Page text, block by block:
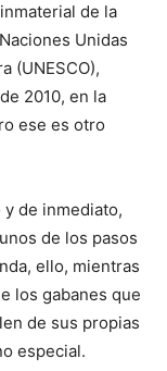
de la
Unidas
(UNESCO),
2010, en la
ese es otro
de inmediato,
de los pasos
ello, mientras
los gabanes que
de sus propias
especial.